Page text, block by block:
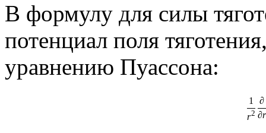
В формулу для силы
потенциал поля
уравнению Пуассона:
1
r2
∂
∂r